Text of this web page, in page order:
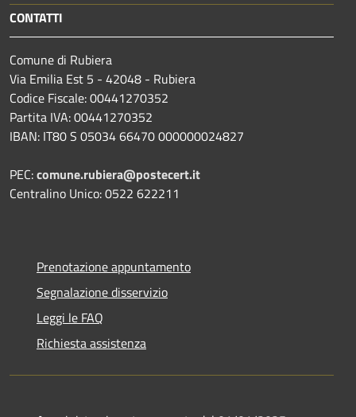
CONTATTI
Comune di Rubiera
Via Emilia Est 5 - 42048 - Rubiera
Codice Fiscale: 00441270352
Partita IVA: 00441270352
IBAN: IT80 S 05034 66470 000000024827
PEC:comune.rubiera@postecert.it
Centralino Unico: 0522 622211
Prenotazione appuntamento
Segnalazione disservizio
Leggi le FAQ
Richiesta assistenza